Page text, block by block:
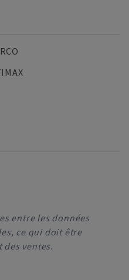
entre les données
ce qui doit être
ventes.